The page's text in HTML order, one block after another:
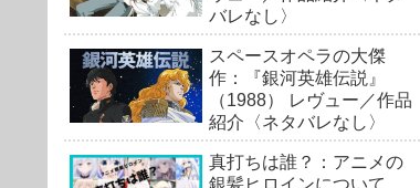
バレなし〉
スペースオペラの大傑
作：『銀河英雄伝説』
（1988） レヴュー／作品
紹介〈ネタバレなし〉
真打ちは誰？：アニメの
銀髪ヒロインについて